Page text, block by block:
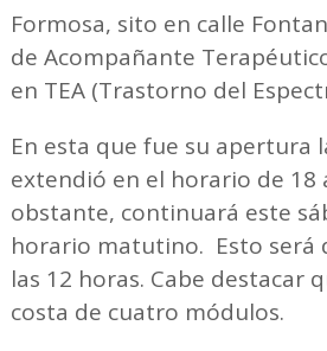
Formosa, sito en calle
de Acompañante
en TEA (Trastorno del
En esta que fue su apertura
extendió en el horario de 18
obstante, continuará este
horario matutino. Esto será
las 12 horas. Cabe destacar
costa de cuatro módulos.